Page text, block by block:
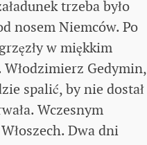
trzeba było
nosem Niemców. Po
w miękkim
Włodzimierz Gedymin,
spalić, by nie dostał
Wczesnym
Dwa dni